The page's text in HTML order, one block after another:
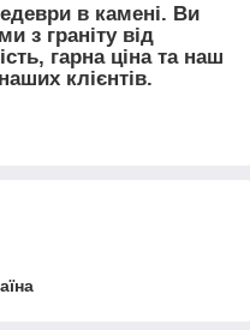
в камені. Ви
з граніту від
гарна ціна та наш
клієнтів.